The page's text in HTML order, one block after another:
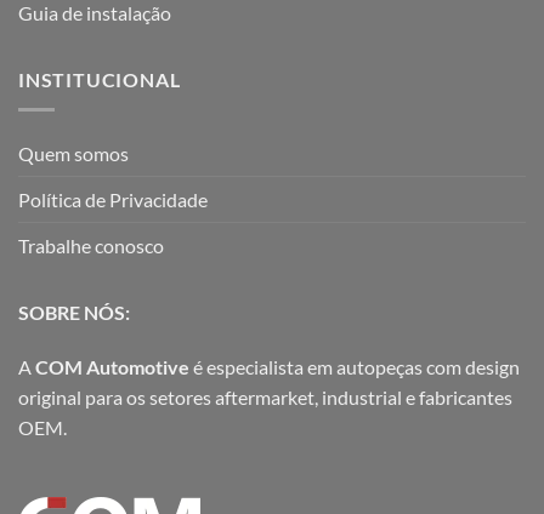
Guia de instalação
INSTITUCIONAL
Quem somos
Política de Privacidade
Trabalhe conosco
SOBRE NÓS:
ACOM Automotive é especialista em autopeças com design
original para os setores aftermarket, industrial e fabricantes
OEM.